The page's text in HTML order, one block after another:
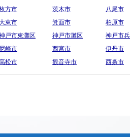
方市 茨木市 八尾市
東市 箕面市 柏原市
戸市東灘区 神戸市灘区 神戸市
尼崎市 西宮市 伊丹市
松市 観音寺市 西条市